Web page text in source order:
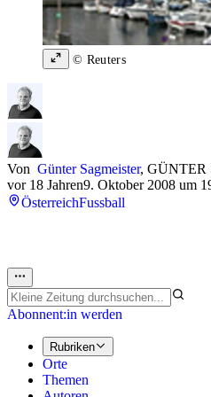
© Reuters
Von Günter Sagmeister, GÜNTER
vor 18 Jahren9. Oktober 2008 um
ÖsterreichFussball
Abonnent:in werden
Rubriken
Orte
Themen